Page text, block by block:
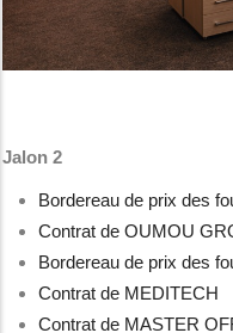
Jalon 2
Bordereau de prix des
Contrat de OUMOU
Bordereau de prix des
Contrat de MEDITECH
Contrat de MASTER